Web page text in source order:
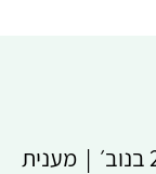
  |
מענית